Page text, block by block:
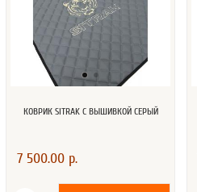
КОВРИК SITRAK С ВЫШИВКОЙ СЕРЫЙ
7 500.00 р.